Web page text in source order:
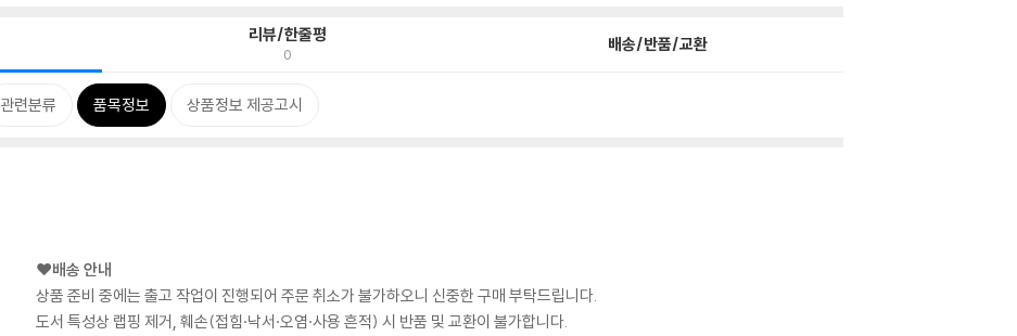
리뷰/한줄평
0 배송/반품/교환
관련분류 품목정보 상품정보 제공고시
❤️배송 안내
상품 준비 중에는 출고 작업이 진행되어 주문 취소가 불가하오니 신중한 구매 부탁드립니다.
도서 특성상 랩핑 제거, 훼손(접힘·낙서·오염·사용 흔적) 시 반품 및 교환이 불가합니다.